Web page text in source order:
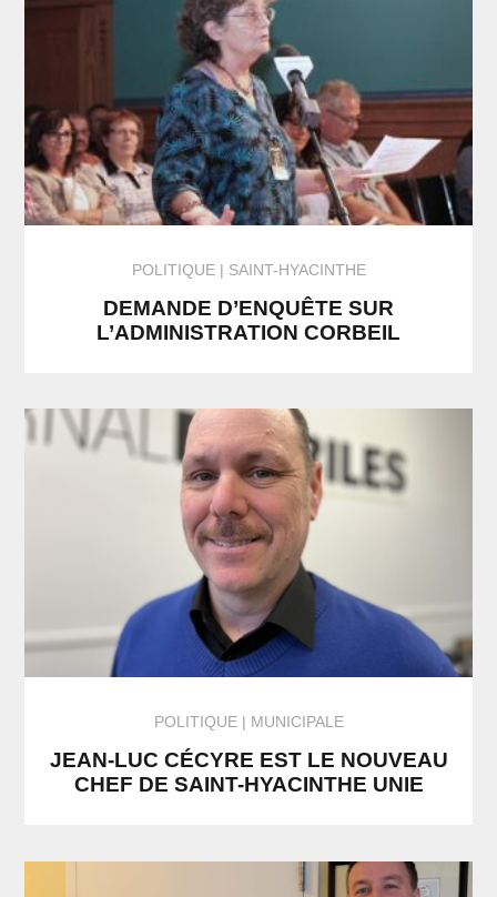
POLITIQUE SAINT-HYACINTHE
DEMANDE D’ENQUÊTE SUR
L’ADMINISTRATION CORBEIL
POLITIQUE MUNICIPALE
JEAN-LUC CÉCYRE EST LE NOUVEAU
CHEF DE SAINT-HYACINTHE UNIE